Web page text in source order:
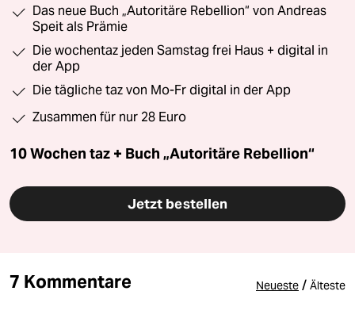
Das neue Buch „Autoritäre Rebellion“ von Andreas
Speit als Prämie
Die wochentaz jeden Samstag frei Haus + digital in
der App
Die tägliche taz von Mo-Fr digital in der App
Zusammen für nur 28 Euro
10 Wochen taz + Buch „Autoritäre Rebellion“
Jetzt bestellen
7 Kommentare Neueste / Älteste